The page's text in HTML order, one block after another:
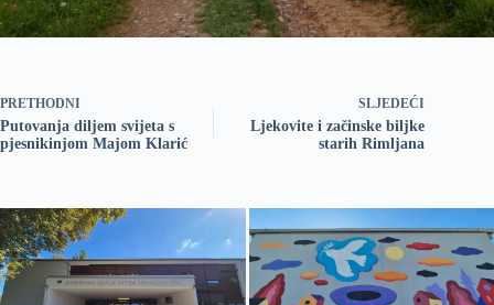
PRETHODNI
Putovanja diljem svijeta s
pjesnikinjom Majom Klarić
SLJEDEĆI
Ljekovite i začinske biljke
starih Rimljana